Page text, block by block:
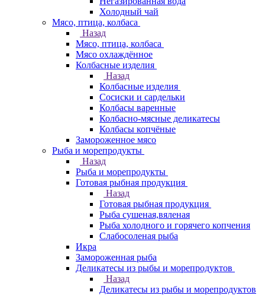
Холодный чай
Мясо, птица, колбаса
Назад
Мясо, птица, колбаса
Мясо охлаждённое
Колбасные изделия
Назад
Колбасные изделия
Сосиски и сардельки
Колбасы варенные
Колбасно-мясные деликатесы
Колбасы копчёные
Замороженное мясо
Рыба и морепродукты
Назад
Рыба и морепродукты
Готовая рыбная продукция
Назад
Готовая рыбная продукция
Рыба сушеная,вяленая
Рыба холодного и горячего копчения
Слабосоленая рыба
Икра
Замороженная рыба
Деликатесы из рыбы и морепродуктов
Назад
Деликатесы из рыбы и морепродуктов